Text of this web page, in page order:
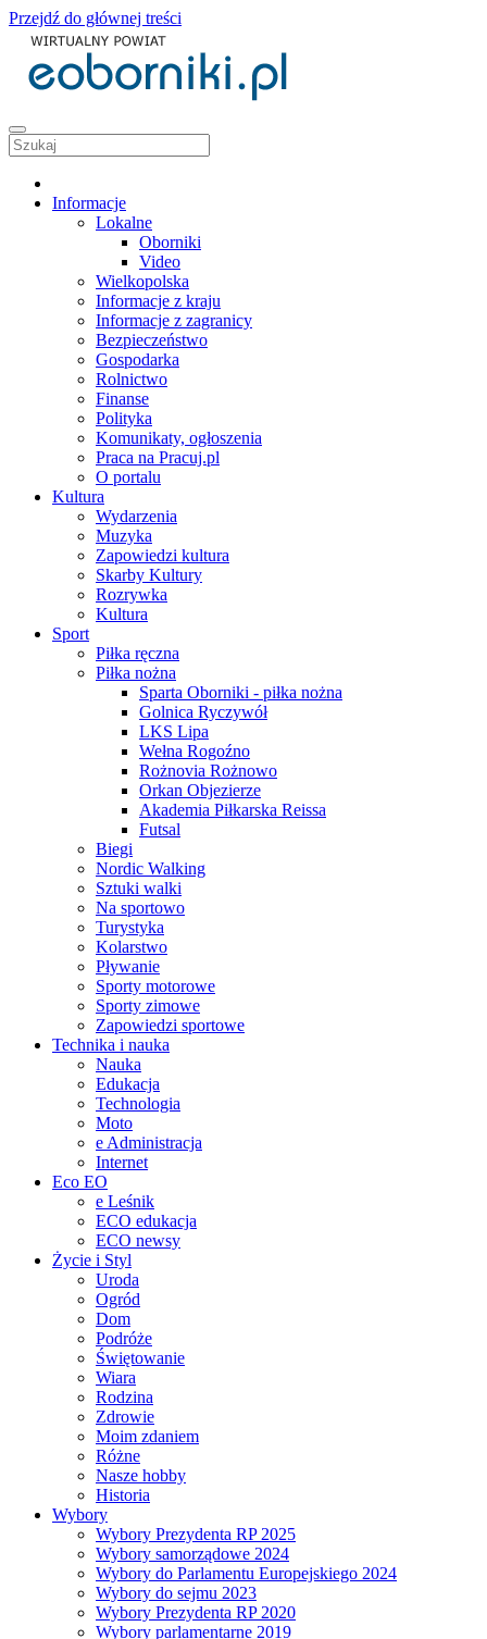
Przejdź do głównej treści
Informacje
Lokalne
Oborniki
Video
Wielkopolska
Informacje z kraju
Informacje z zagranicy
Bezpieczeństwo
Gospodarka
Rolnictwo
Finanse
Polityka
Komunikaty, ogłoszenia
Praca na Pracuj.pl
O portalu
Kultura
Wydarzenia
Muzyka
Zapowiedzi kultura
Skarby Kultury
Rozrywka
Kultura
Sport
Piłka ręczna
Piłka nożna
Sparta Oborniki - piłka nożna
Golnica Ryczywół
LKS Lipa
Wełna Rogoźno
Rożnovia Rożnowo
Orkan Objezierze
Akademia Piłkarska Reissa
Futsal
Biegi
Nordic Walking
Sztuki walki
Na sportowo
Turystyka
Kolarstwo
Pływanie
Sporty motorowe
Sporty zimowe
Zapowiedzi sportowe
Technika i nauka
Nauka
Edukacja
Technologia
Moto
e Administracja
Internet
Eco EO
e Leśnik
ECO edukacja
ECO newsy
Życie i Styl
Uroda
Ogród
Dom
Podróże
Świętowanie
Wiara
Rodzina
Zdrowie
Moim zdaniem
Różne
Nasze hobby
Historia
Wybory
Wybory Prezydenta RP 2025
Wybory samorządowe 2024
Wybory do Parlamentu Europejskiego 2024
Wybory do sejmu 2023
Wybory Prezydenta RP 2020
Wybory parlamentarne 2019